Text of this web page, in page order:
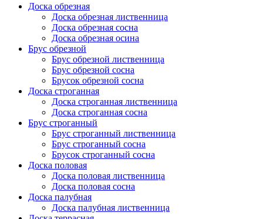
Доска обрезная
Доска обрезная лиственница
Доска обрезная сосна
Доска обрезная осина
Брус обрезной
Брус обрезной лиственница
Брус обрезной сосна
Брусок обрезной сосна
Доска строганная
Доска строганная лиственница
Доска строганная сосна
Брус строганный
Брус строганный лиственница
Брус строганный сосна
Брусок строганный сосна
Доска половая
Доска половая лиственница
Доска половая сосна
Доска палубная
Доска палубная лиственница